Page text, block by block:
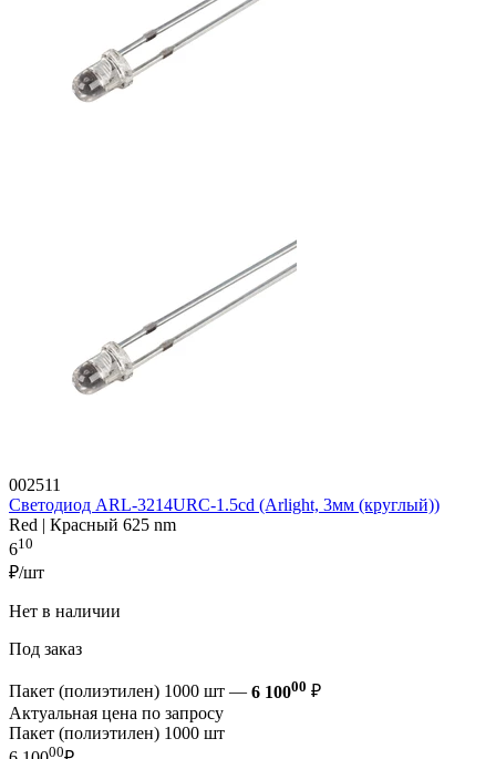
002511
Светодиод ARL-3214URC-1.5cd (Arlight, 3мм (круглый))
Red | Красный 625 nm
610
₽/шт
Нет в наличии
Под заказ
Пакет (полиэтилен) 1000 шт — 6 10000 ₽
Актуальная цена по запросу
Пакет (полиэтилен) 1000 шт
00